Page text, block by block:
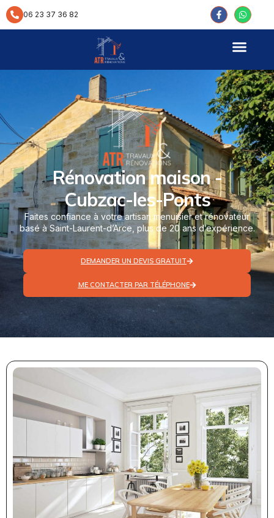
principal06 23 37 36 82
Rénovation maison -
Cubzac-les-Ponts
Faites confiance à votre artisan menuisier et rénovateur
basé à Saint-Laurent-d’Arce, plus de 20 ans d’expérience.
DEMANDER UN DEVIS GRATUIT
ME CONTACTER PAR TÉLÉPHONE